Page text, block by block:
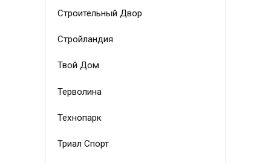
Строительный Двор
Стройландия
Твой Дом
Терволина
Технопарк
Триал Спорт